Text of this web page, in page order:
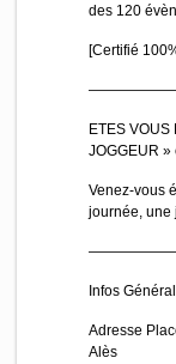
des 120
[Certifié
ETES VOUS
JOGGEUR
Venez-vous
journée, une
Infos
Adresse
Alès